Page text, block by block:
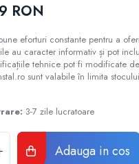
RON
eforturi constante pentru a
au caracter informativ și pot
tehnice pot fi modificate
sunt valabile în limita
3-7 zile lucratoare
Adauga in cos